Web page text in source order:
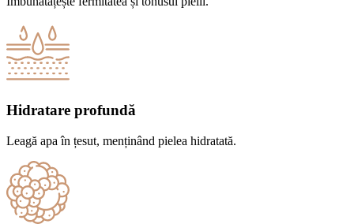
Hidratare profundă
Leagă apa în țesut, menținând pielea hidratată.